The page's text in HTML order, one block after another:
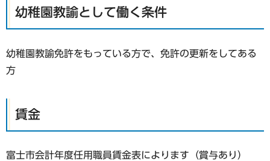
幼稚園教諭として働く条件
幼稚園教諭免許をもっている方で、免許の更新をしてある
方
賃金
富士市会計年度任用職員賃金表によります（賞与あり）